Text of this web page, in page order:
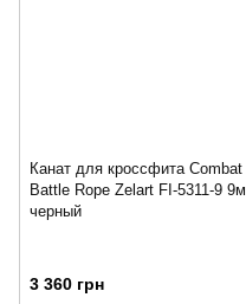
Канат для кроссфита Combat
Battle Rope Zelart FI-5311-9 9м
черный
3 360 грн